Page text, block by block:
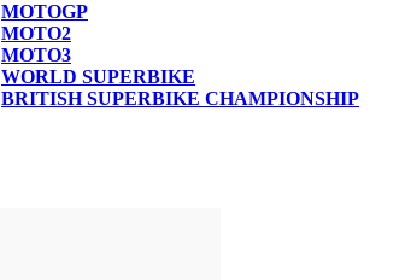
MOTOGP
MOTO2
MOTO3
WORLD SUPERBIKE
BRITISH SUPERBIKE CHAMPIONSHIP